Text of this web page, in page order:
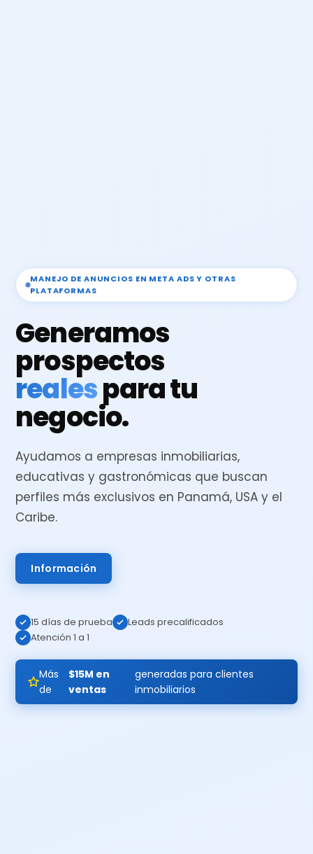
MANEJO DE ANUNCIOS EN META ADS Y OTRAS
PLATAFORMAS
Generamos
prospectos
realespara tu
negocio.
Ayudamos a empresas inmobiliarias,
educativas y gastronómicas que buscan
perfiles más exclusivos en Panamá, USA y el
Caribe.
Información
15 días de prueba
Leads precalificados
Atención 1 a 1
Más
de
$15M en
ventas
generadas para clientes
inmobiliarios